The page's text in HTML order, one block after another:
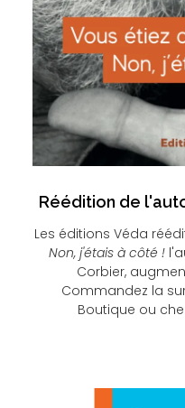
Réédition de
Les éditions Véda
Non, j'étais à côté !
Corbier,
Commandez la
Boutique ou